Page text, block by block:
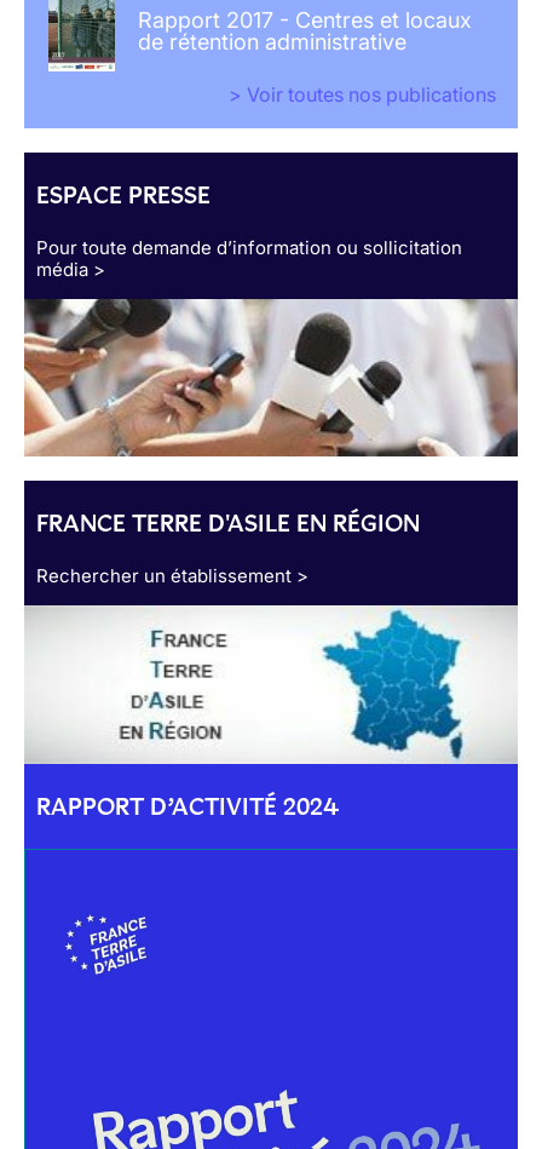
Rapport 2017 - Centres et locaux
de rétention administrative
> Voir toutes nos publications
ESPACE PRESSE
Pour toute demande d’information ou sollicitation
média >
FRANCE TERRE D'ASILE EN RÉGION
Rechercher un établissement >
RAPPORT D’ACTIVITÉ 2024